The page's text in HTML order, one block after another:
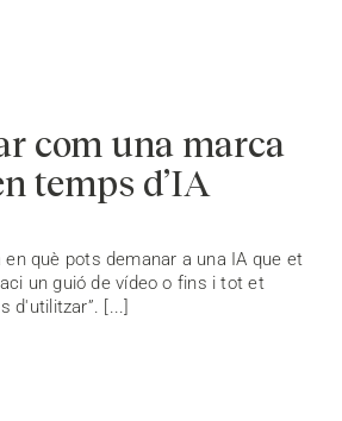
com una marca
temps d’IA
en què pots demanar a una IA que et
un guió de vídeo o fins i tot et
d'utilitzar”. [...]